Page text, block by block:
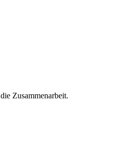
Zusammenarbeit.